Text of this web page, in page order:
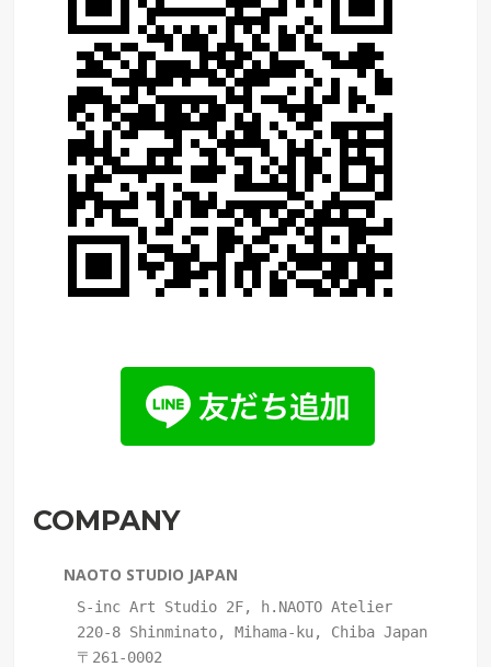
COMPANY
NAOTO STUDIO JAPAN
     S-inc Art Studio 2F, h.NAOTO
Atelier
     220-8 Shinminato, Mihama-ku, Chiba Japan
     〒261-0002